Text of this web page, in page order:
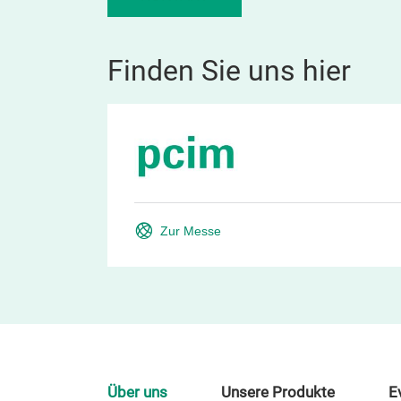
Finden Sie uns hier
Zur Messe
Über uns Unsere Produkte